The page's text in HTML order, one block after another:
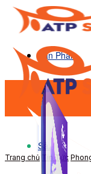
Sản Phẩm
Sản Phẩm
Trang chủ Tin Tức